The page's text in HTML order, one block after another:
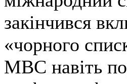
закінчився
«чорного
МВС навіть